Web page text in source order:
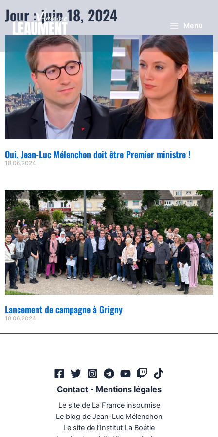
Menu
Jour : juin 18, 2024
Oui, Jean-Luc Mélenchon doit être Premier ministre !
18.06.2024
Lancement de campagne à Grigny
18.06.2024
Contact- Mentions légales
Le site de La France insoumise
Le blog de Jean-Luc Mélenchon
Le site de l’Institut La Boétie